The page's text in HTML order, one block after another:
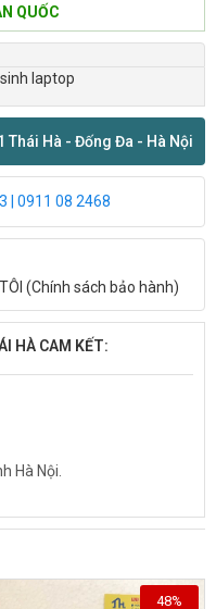
QUỐC
laptop
Thái Hà - Đống Đa - Hà Nội
| 0911 08 2468
(Chính sách bảo hành)
HÀ CAM KẾT:
Hà Nội.
48%